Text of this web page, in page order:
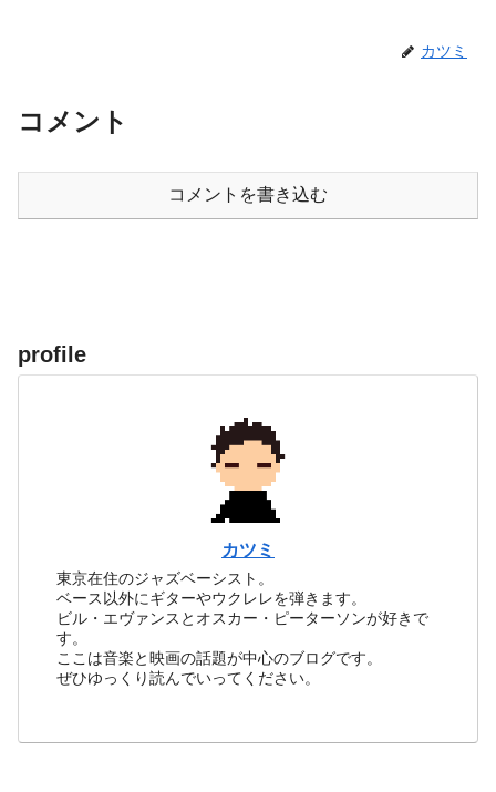
カツミ
コメント
コメントを書き込む
profile
カツミ
東京在住のジャズベーシスト。
ベース以外にギターやウクレレを弾きます。
ビル・エヴァンスとオスカー・ピーターソンが好きで
す。
ここは音楽と映画の話題が中心のブログです。
ぜひゆっくり読んでいってください。